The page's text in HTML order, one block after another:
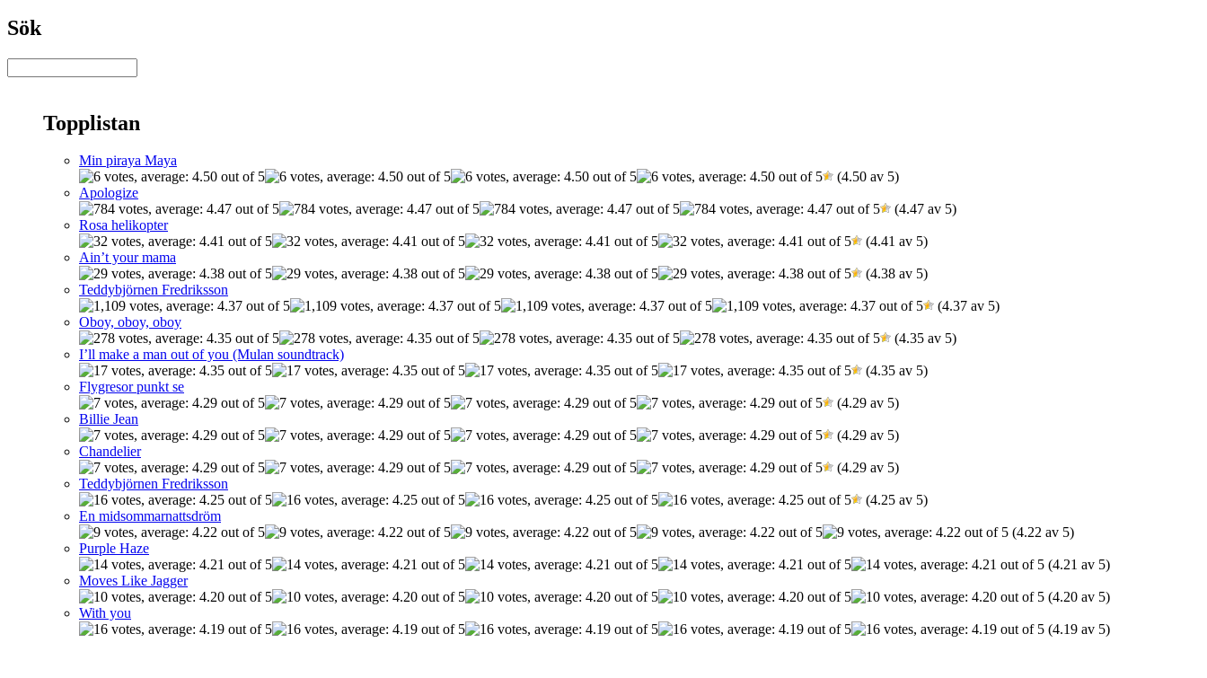
Sök
Topplistan
Min piraya Maya
(4.50 av 5)
Apologize
(4.47 av 5)
Rosa helikopter
(4.41 av 5)
Ain’t your mama
(4.38 av 5)
Teddybjörnen Fredriksson
(4.37 av 5)
Oboy, oboy, oboy
(4.35 av 5)
I’ll make a man out of you (Mulan soundtrack)
(4.35 av 5)
Flygresor punkt se
(4.29 av 5)
Billie Jean
(4.29 av 5)
Chandelier
(4.29 av 5)
Teddybjörnen Fredriksson
(4.25 av 5)
En midsommarnattsdröm
(4.22 av 5)
Purple Haze
(4.21 av 5)
Moves Like Jagger
(4.20 av 5)
With you
(4.19 av 5)